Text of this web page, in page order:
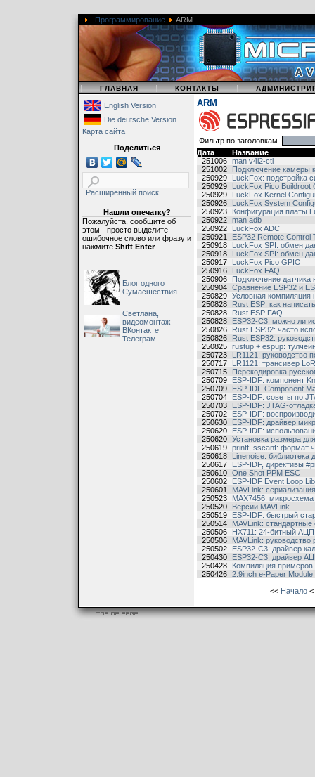
Программирование ARM
| ГЛАВНАЯ | КОНТАКТЫ |
English Version
Die deutsche Version
Карта сайта
Поделиться
Расширенный поиск
Нашли опечатку?
Пожалуйста, сообщите об
этом - просто выделите
ошибочное слово или фразу и
нажмите Shift Enter.
Блог одного
Сумасшествия
Светлана,
видеомонтаж
ВКонтакте
Телеграм
ARM
Фильтр по заголовкам
Дата
Название
251006 man v4l2-ctl
251002
Подключение камеры
250929
LuckFox: подстройка
250929
LuckFox Pico Buildroot
250929
LuckFox Kernel
250926
LuckFox System
250923
Конфигурация платы
250922 man adb
250922
LuckFox ADC
250921
ESP32 Remote
250918
LuckFox SPI: обмен
250918
LuckFox SPI: обмен
250917
LuckFox Pico GPIO
250916
LuckFox FAQ
250906
Подключение датчика
250904 Сравнение ESP32 и
250829 Условная компиляция
250828
Rust ESP: как
250828
Rust ESP FAQ
250828
ESP32-C3: можно ли
250826
Rust ESP32: часто
250826
Rust ESP32:
250825 rustup + espup:
250723
LR1121: руководство
250717
LR1121: трансивер
250715
Перекодировка
250709
ESP-IDF: компонент
250709
ESP-IDF Component
250704
ESP-IDF: советы по
250703
ESP-IDF: JTAG-
250702
ESP-IDF:
250630
ESP-IDF: драйвер
250620
ESP-IDF:
250620 Установка размера
250619 printf, sscanf: формат
250618
Linenoise: библиотека
250617
ESP-IDF, директивы
250610 One Shot PPM ESC
250602
ESP-IDF Event Loop
250601
MAVLink:
250523
MAX7456:
250520
Версии MAVLink
250519
ESP-IDF: быстрый
250514
MAVLink: стандартные
250506
HX711: 24-битный
250506
MAVLink: руководство
250502
ESP32-C3: драйвер
250430
ESP32-C3: драйвер
250428
Компиляция примеров
250426 2.9inch e-Paper Module
<< Начало <